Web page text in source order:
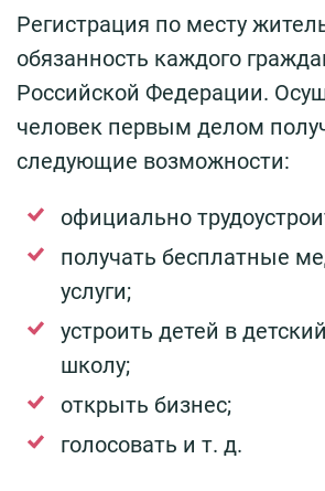
Регистрация по месту
обязанность каждого
Российской Федерации.
человек первым делом
следующие возможности:
официально
получать бесплатные
услуги;
устроить детей в
школу;
открыть бизнес;
голосовать и т. д.